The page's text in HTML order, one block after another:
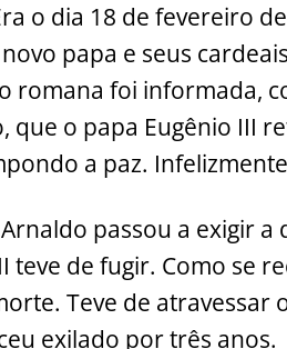
o dia 18 de fevereiro
papa e seus
romana foi informada,
que o papa Eugênio III
a paz.
Arnaldo passou a exigir
teve de fugir. Como se
Teve de atravessar
exilado por três anos.